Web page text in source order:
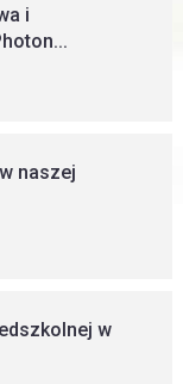
i
naszej
w